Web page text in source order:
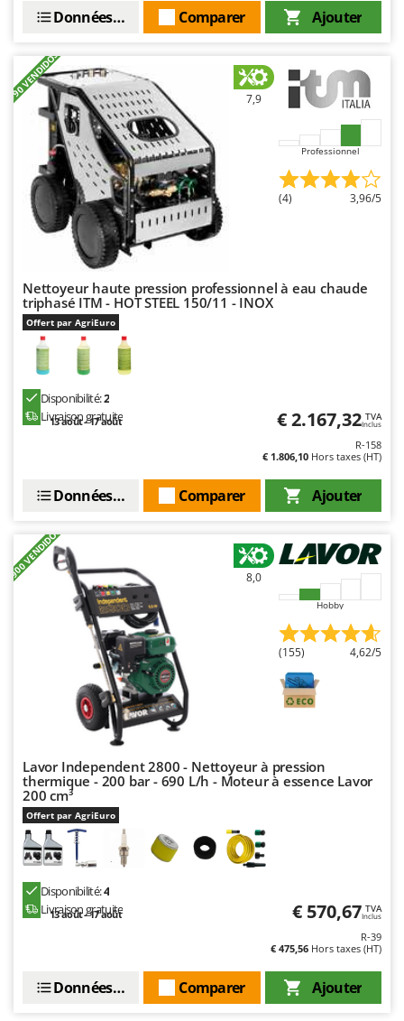
Ajouter
Comparer
Données techniques
+90 VENDIDOS 7,9
Professionnel
(4) 3,96/5
Nettoyeur haute pression professionnel à eau chaude
triphasé ITM - HOT STEEL 150/11 - INOX
Offert par AgriEuro
Disponibilité:2
Livraison gratuite
13 août - 17 août € 2.167,32 TVA
Inclus
R-158
€ 1.806,10 Hors taxes (HT)
Ajouter
Comparer
Données techniques
+900 VENDIDOS 8,0
Hobby
(155) 4,62/5
Lavor Independent 2800 - Nettoyeur à pression
thermique - 200 bar - 690 L/h - Moteur à essence Lavor
200 cm³
Offert par AgriEuro
Disponibilité:4
Livraison gratuite
13 août - 17 août € 570,67 TVA
Inclus
R-39
€ 475,56 Hors taxes (HT)
Ajouter
Comparer
Données techniques